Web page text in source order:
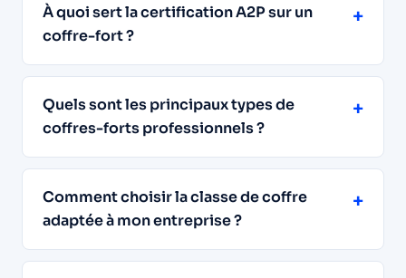
À quoi sert la certification A2P sur un
coffre-fort ?
+
Quels sont les principaux types de
coffres-forts professionnels ?
+
Comment choisir la classe de coffre
adaptée à mon entreprise ?
+